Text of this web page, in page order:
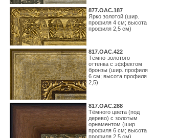
877.ОАС.187
Ярко золотой (шир.
профиля 4 см; высота
профиля 2,5 см)
817.ОАС.422
Тёмно-золотого
оттенка с эффектом
бронзы (шир. профиля
6 см; высота профиля
2,5)
817.ОАС.288
Тёмного цвета (под
дерево) с золотым
орнаментом (шир.
профиля 6 см; высота
профиля 2,5 см)